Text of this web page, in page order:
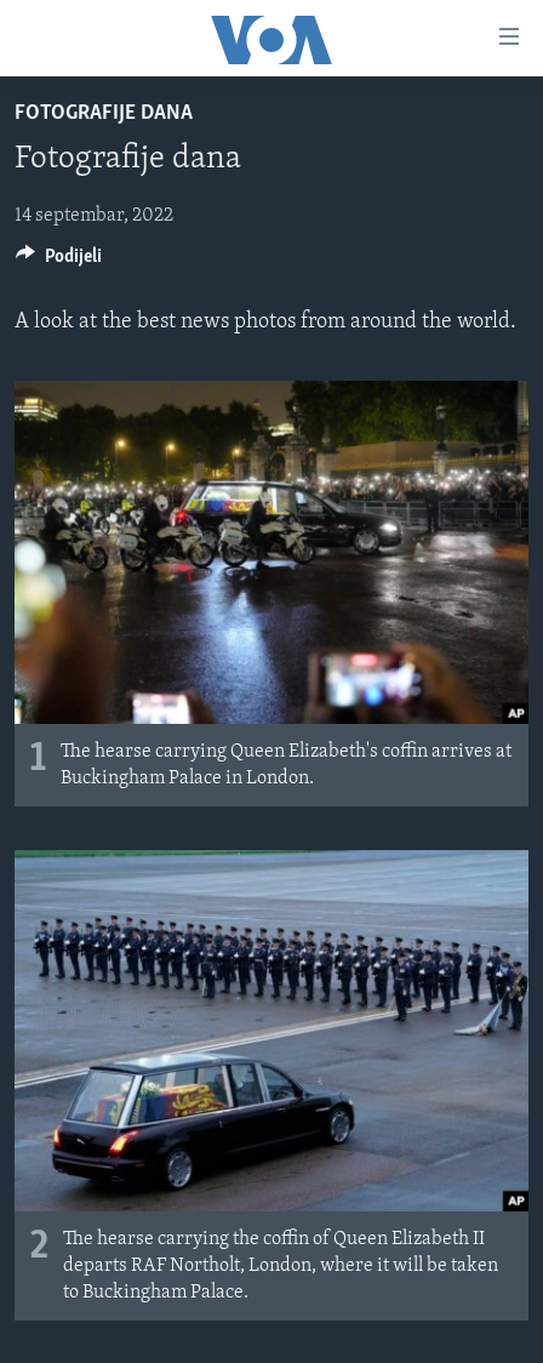
glavni
sadržaj
na
navigaciju
na
TV PROGRAM
VIDEO
FOTOGRAFIJE DANA
VIJESTI
NAUKA I TEHNOLOGIJA
KORUPCIJA
SLOBODA MEDIJA
ŽENSKA STRANA
IZBJEGLIČKA STRANA
MAGAZIN
O GLASU AMERIKE
Learning English
PRATITE NAS
Jezici
FOTOGRAFIJE DANA
Fotografije dana
14 septembar, 2022
A look at the best news photos from around the world.
1
The hearse carrying Queen Elizabeth's coffin arrives at
Buckingham Palace in London.
2
The hearse carrying the coffin of Queen Elizabeth II
departs RAF Northolt, London, where it will be taken
to Buckingham Palace.
Podijeli